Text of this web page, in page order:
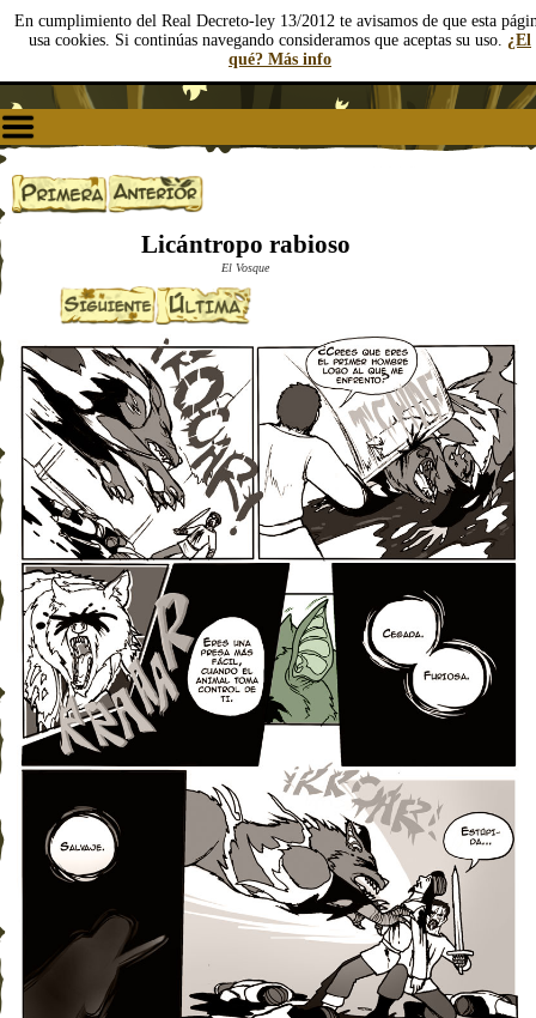
En cumplimiento del Real Decreto-ley 13/2012 te avisamos de que esta
usa cookies. Si continúas navegando consideramos que aceptas su uso. ¿El
qué? Más info
Licántropo rabioso
El Vosque